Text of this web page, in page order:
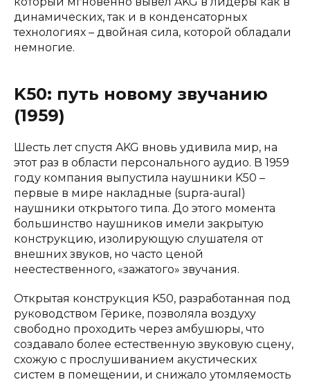
динамических, так и в конденсаторных
технологиях – двойная сила, которой обладали
немногие.
K50: путь новому звучанию
(1959)
Шесть лет спустя AKG вновь удивила мир, на
этот раз в области персонального аудио. В 1959
году компания выпустила наушники K50 –
первые в мире накладные (supra-aural)
наушники открытого типа. До этого момента
большинство наушников имели закрытую
конструкцию, изолирующую слушателя от
внешних звуков, но часто ценой
неестественного, «зажатого» звучания.
Открытая конструкция K50, разработанная под
руководством Гёрике, позволяла воздуху
свободно проходить через амбушюры, что
создавало более естественную звуковую сцену,
схожую с прослушиванием акустических
систем в помещении, и снижало утомляемость